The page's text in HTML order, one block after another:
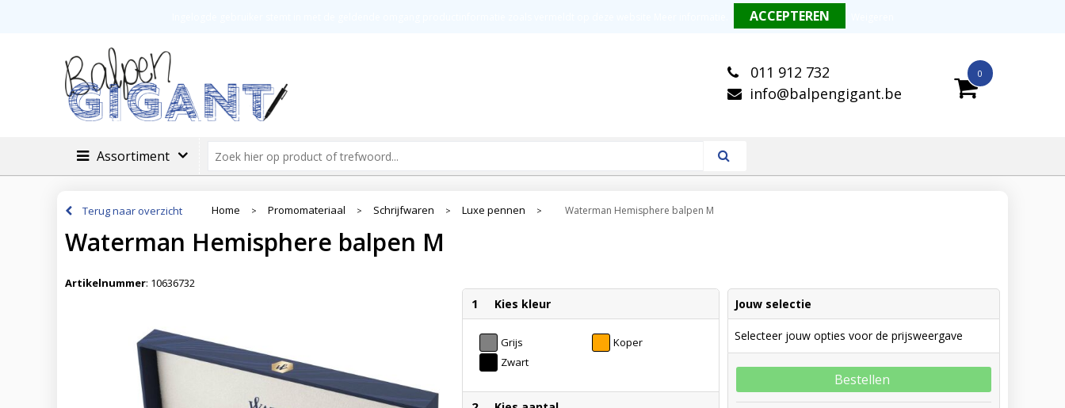
Kwalitatieve balpennen
0
011 912 732
info@balpengigant.be
Assortiment
Terug naar overzicht Home > Promomateriaal > Schrijfwaren > Luxe pennen > Waterman Hemisphere balpen M
Waterman Hemisphere balpen M
Artikelnummer: 10636732
1 Kies kleur
Grijs
Koper
Zwart
Jouw selectie
Selecteer jouw opties voor de prijsweergave
Bestellen